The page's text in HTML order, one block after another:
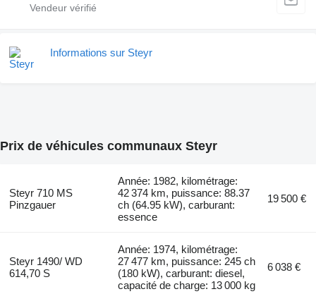
Informations sur Steyr
Prix de véhicules communaux Steyr
Steyr 710 MS
Pinzgauer
Année: 1982, kilométrage:
42 374 km, puissance: 88.37
ch (64.95 kW), carburant:
essence
19 500 €
Steyr 1490/ WD
614,70 S
Année: 1974, kilométrage:
27 477 km, puissance: 245 ch
(180 kW), carburant: diesel,
capacité de charge: 13 000 kg
6 038 €